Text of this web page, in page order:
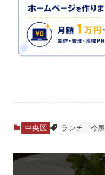
中央区 ランチ 今泉